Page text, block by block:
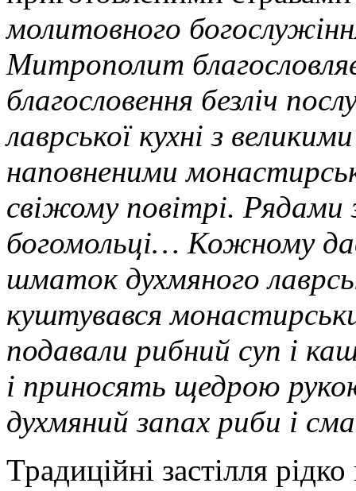
молитовного
Митрополит
благословення безліч
лаврської кухні з
наповненими
свіжому повітрі.
богомольці… Кожному
шматок духмяного
куштувався
подавали рибний суп і
і приносять щедрою
духмяний запах риби і
Традиційні застілля